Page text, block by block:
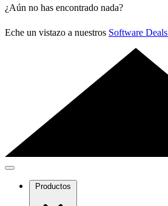
¿Aún no has encontrado nada?
Eche un vistazo a nuestros Software Deals
Productos